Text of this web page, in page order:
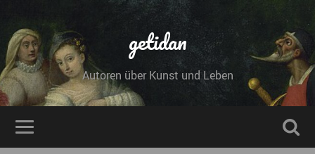
getidan
Autoren über Kunst und Leben